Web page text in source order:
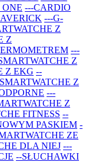
---CARDIO
---G-
Z
Z
---
Z
Z EKG --
Z
---
Z
FITNESS --
PASKIEM -
ZE
DLA NIEJ ---
--SŁUCHAWKI